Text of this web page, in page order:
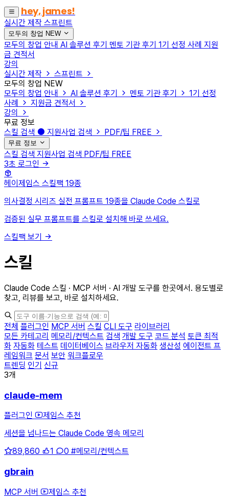
hey, james!
실시간 제작 스프린트
모두의 창업 NEW
모두의 창업 안내 AI 솔루션 후기 멘토 기관 후기 1기 선정 사례 지원
금 견적서
강의
실시간 제작
스프린트
모두의 창업 NEW
모두의 창업 안내
AI 솔루션 후기 멘토 기관 후기
1기 선정
사례
지원금 견적서
강의
무료 정보
스킬 검색
지원사업 검색 PDF/팁 FREE
무료 정보
스킬 검색 지원사업 검색 PDF/팁 FREE
3초 로그인
헤이제임스 스킬팩 19종
의사결정 시리즈 실전 프롬프트 19종을 Claude Code 스킬로
검증된 실무 프롬프트를 스킬로 설치해 바로 쓰세요.
스킬팩 보기
스킬
Claude Code 스킬 · MCP 서버 · AI 개발 도구를 한곳에서. 용도별로
찾고, 리뷰를 보고, 바로 설치하세요.
전체 플러그인 MCP 서버 스킬 CLI 도구 라이브러리
모든 카테고리 메모리/컨텍스트 검색 개발 도구 코드 분석 토큰 최적
화 자동화 테스트 데이터베이스 브라우저 자동화 생산성 에이전트 프
레임워크 문서 보안 워크플로우
트렌딩 인기 신규
3개
claude-mem
플러그인
제임스 추천
세션을 넘나드는 Claude Code 영속 메모리
89,860
1 0 #메모리/컨텍스트
gbrain
MCP 서버
제임스 추천